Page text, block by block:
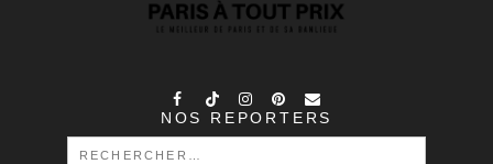
NOS REPORTERS